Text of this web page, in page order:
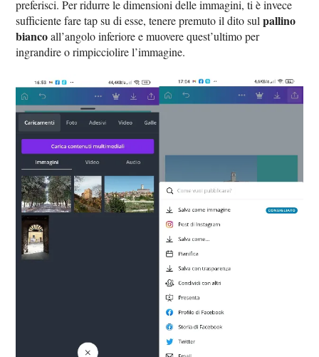
preferisci. Per ridurre le dimensioni delle immagini, ti è invece
sufficiente fare tap su di esse, tenere premuto il dito sulpallino
biancoall’angolo inferiore e muovere quest’ultimo per
ingrandire o rimpicciolire l’immagine.